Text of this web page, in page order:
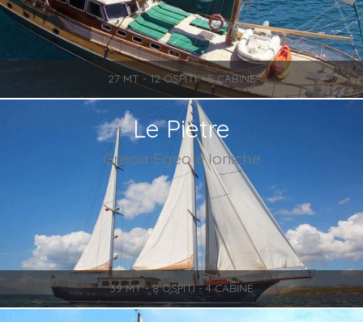
27 MT - 12 OSPITI - 5 CABINE
Le Pietre
Grecia Egeo e Ioniche
39 MT - 8 OSPITI - 4 CABINE